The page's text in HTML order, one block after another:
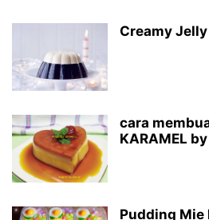
Creamy
cara
KARAMEL
Pudding Mie